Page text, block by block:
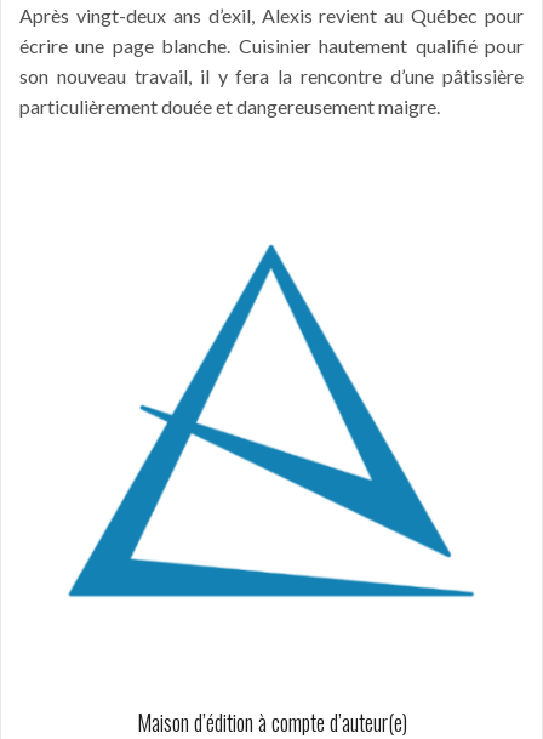
Après vingt-deux ans d’exil, Alexis revient au Québec pour
écrire une page blanche. Cuisinier hautement qualifié pour
son nouveau travail, il y fera la rencontre d’une pâtissière
particulièrement douée et dangereusement maigre.
Maison d’édition à compte d’auteur(e)